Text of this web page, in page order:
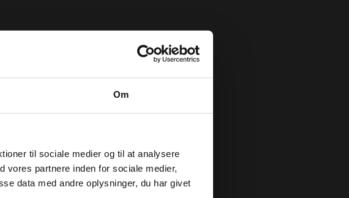
Om
til sociale medier og til at analysere
vores partnere inden for sociale medier,
data med andre oplysninger, du har givet
i Tidslommen!
lydvandring gennem Kalundborg, Sorø,